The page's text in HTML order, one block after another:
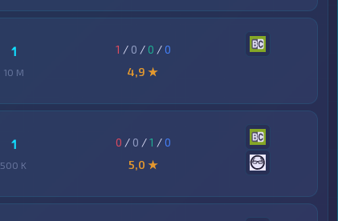
1
10 M
1 / 0 / 0 /0
4,9 ★
1
500 K
0 / 0 /1 /0
5,0 ★